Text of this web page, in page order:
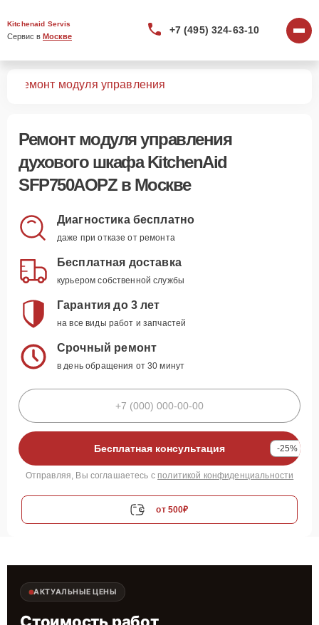
Kitchenaid Servis
Сервис в Москве
+7 (495) 324-63-10
Ремонт модуля управления
Ремонт модуля управления
духового шкафа KitchenAid
SFP750AOPZ в Москве
Диагностика бесплатно
даже при отказе от ремонта
Бесплатная доставка
курьером собственной службы
Гарантия до 3 лет
на все виды работ и запчастей
Срочный ремонт
в день обращения от 30 минут
Бесплатная консультация -25%
Отправляя, Вы соглашаетесь с политикой конфиденциальности
от 500₽
АКТУАЛЬНЫЕ ЦЕНЫ